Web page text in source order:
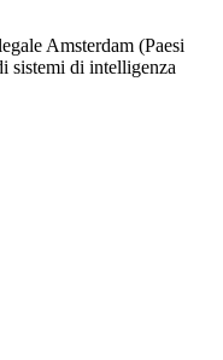
Amsterdam (Paesi
sistemi di intelligenza